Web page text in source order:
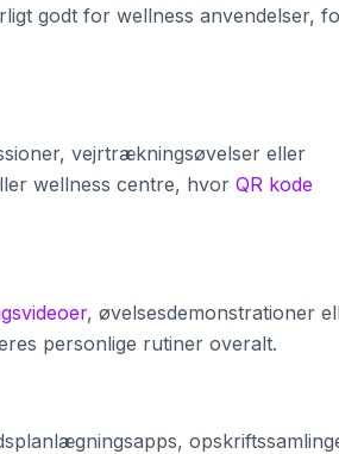
godt for wellness anvendelser,
vejrtrækningsøvelser eller
wellness centre, hvor QR kode
, øvelsesdemonstrationer
personlige rutiner overalt.